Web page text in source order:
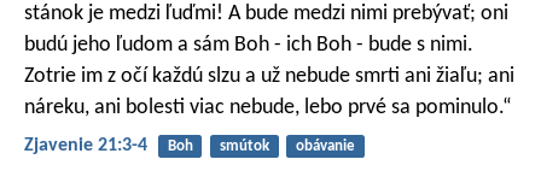
stánok je medzi ľuďmi! A bude medzi nimi prebývať; oni
budú jeho ľudom a sám Boh - ich Boh - bude s nimi.
Zotrie im z očí každú slzu a už nebude smrti ani žiaľu; ani
náreku, ani bolesti viac nebude, lebo prvé sa pominulo.“
Zjavenie 21:3-4 Boh smútok obávanie